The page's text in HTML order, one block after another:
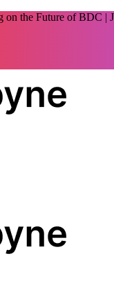
on the Future of BDC |